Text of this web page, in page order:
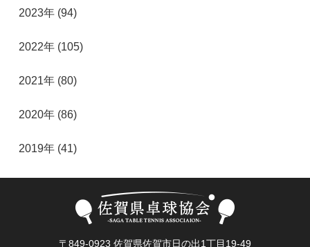
2023年 (94)
2022年 (105)
2021年 (80)
2020年 (86)
2019年 (41)
〒849-0923 佐賀県佐賀市日の出1丁目19-49